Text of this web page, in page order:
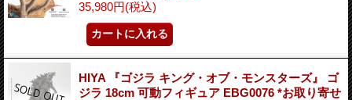
35,980円(税込)
HIYA 『ゴジラ キング・オブ・モンスターズ』 ゴ
ジラ 18cm 可動フィギュア EBG0076 *お取り寄せ